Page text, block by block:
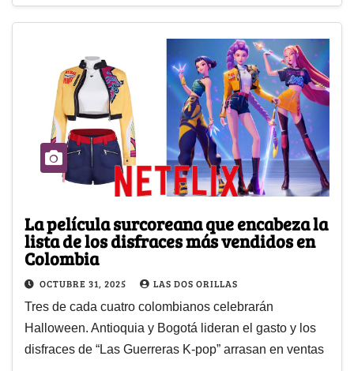
La película surcoreana que encabeza la
lista de los disfraces más vendidos en
Colombia
OCTUBRE 31, 2025 LAS DOS ORILLAS
Tres de cada cuatro colombianos celebrarán
Halloween. Antioquia y Bogotá lideran el gasto y los
disfraces de “Las Guerreras K-pop” arrasan en ventas